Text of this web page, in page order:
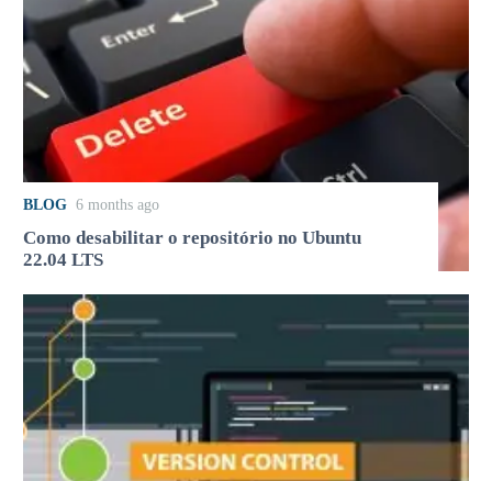
BLOG 6 months ago
Como desabilitar o repositório no Ubuntu
22.04 LTS